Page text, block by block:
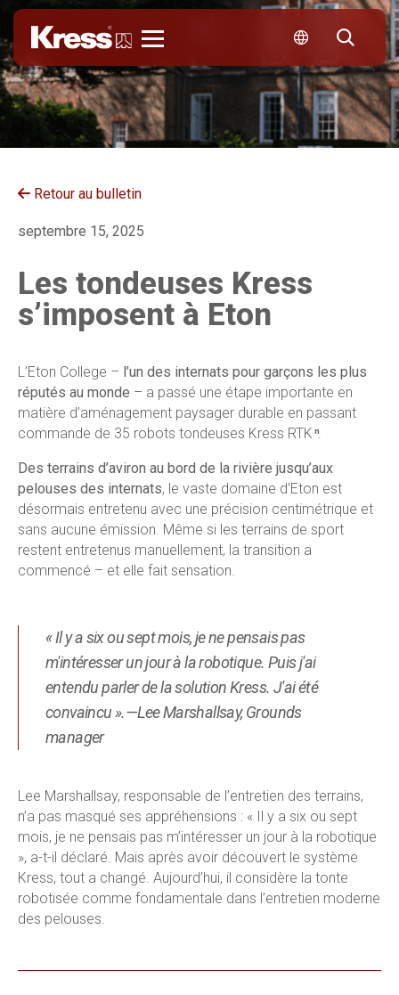
Retour au bulletin
septembre 15, 2025
Les tondeuses Kress
s’imposent à Eton
L’Eton College – l’un des internats pour garçons les plus
réputés au monde – a passé une étape importante en
matière d’aménagement paysager durable en passant
commande de 35 robots tondeuses Kress RTK n.
Des terrains d’aviron au bord de la rivière jusqu’aux
pelouses des internats, le vaste domaine d’Eton est
désormais entretenu avec une précision centimétrique et
sans aucune émission. Même si les terrains de sport
restent entretenus manuellement, la transition a
commencé – et elle fait sensation.
« Il y a six ou sept mois, je ne pensais pas
m'intéresser un jour à la robotique. Puis j'ai
entendu parler de la solution Kress. J'ai été
convaincu ».—Lee Marshallsay, Grounds
manager
Lee Marshallsay, responsable de l’entretien des terrains,
n’a pas masqué ses appréhensions : « Il y a six ou sept
mois, je ne pensais pas m’intéresser un jour à la robotique
», a-t-il déclaré. Mais après avoir découvert le système
Kress, tout a changé. Aujourd’hui, il considère la tonte
robotisée comme fondamentale dans l’entretien moderne
des pelouses.